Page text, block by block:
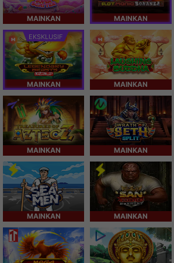
MAINKAN MAINKAN
EKSKLUSIF
MAINKAN MAINKAN
MAINKAN MAINKAN
MAINKAN MAINKAN